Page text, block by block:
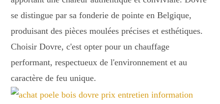
se distingue par sa fonderie de pointe en Belgique,
produisant des pièces moulées précises et esthétiques.
Choisir Dovre, c'est opter pour un chauffage
performant, respectueux de l'environnement et au
caractère de feu unique.